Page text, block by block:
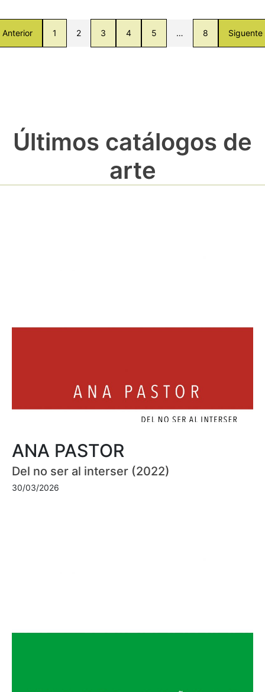
Anterior 1 2 3 4 5 … 8 Siguente
Últimos catálogos de
arte
ANA PASTOR
Del no ser al interser (2022)
30/03/2026